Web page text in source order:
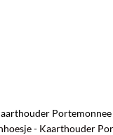
- Kaarthouder